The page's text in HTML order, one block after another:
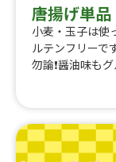
唐揚げ単品
小麦・玉子は使
ルテンフリーで
勿論❗醤油味も